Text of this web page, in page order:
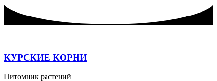
Перейти
содержимому
КУРСКИЕ КОРНИ
Питомник растений